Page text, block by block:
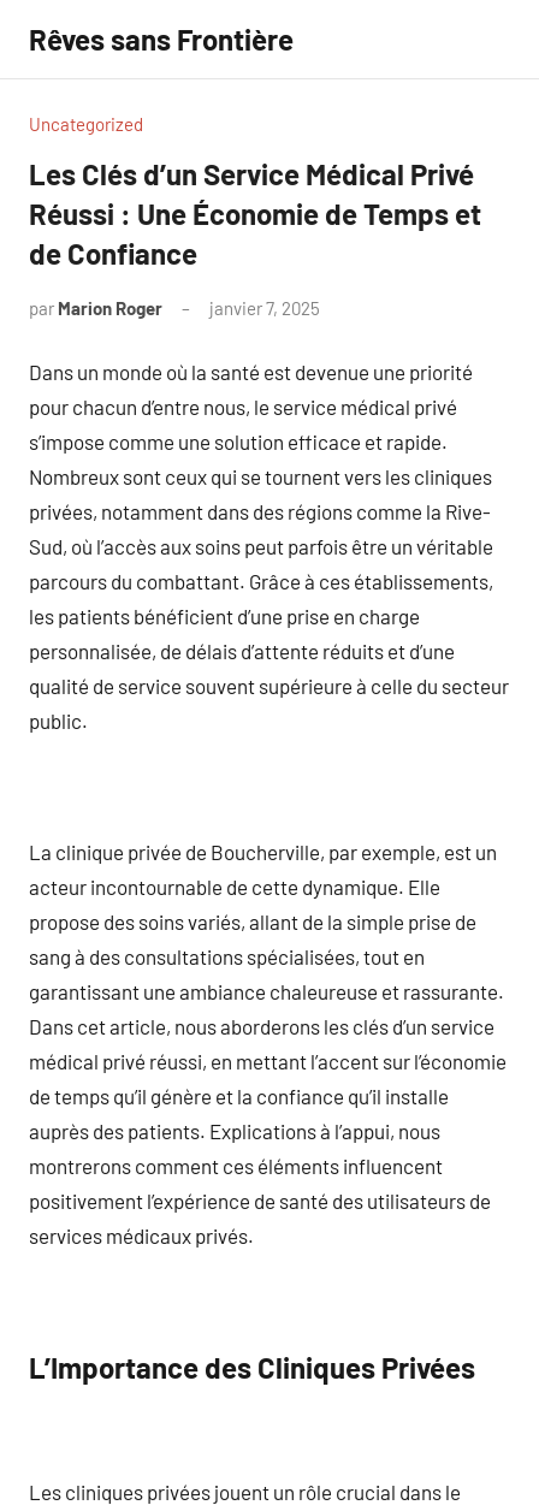
contenu
Rêves sans Frontière
Uncategorized
Les Clés d’un Service Médical Privé
Réussi : Une Économie de Temps et
de Confiance
par Marion Roger janvier 7, 2025
Dans un monde où la santé est devenue une priorité
pour chacun d’entre nous, le service médical privé
s’impose comme une solution efficace et rapide.
Nombreux sont ceux qui se tournent vers les cliniques
privées, notamment dans des régions comme la Rive-
Sud, où l’accès aux soins peut parfois être un véritable
parcours du combattant. Grâce à ces établissements,
les patients bénéficient d’une prise en charge
personnalisée, de délais d’attente réduits et d’une
qualité de service souvent supérieure à celle du secteur
public.
La clinique privée de Boucherville, par exemple, est un
acteur incontournable de cette dynamique. Elle
propose des soins variés, allant de la simple prise de
sang à des consultations spécialisées, tout en
garantissant une ambiance chaleureuse et rassurante.
Dans cet article, nous aborderons les clés d’un service
médical privé réussi, en mettant l’accent sur l’économie
de temps qu’il génère et la confiance qu’il installe
auprès des patients. Explications à l’appui, nous
montrerons comment ces éléments influencent
positivement l’expérience de santé des utilisateurs de
services médicaux privés.
L’Importance des Cliniques Privées
Les cliniques privées jouent un rôle crucial dans le